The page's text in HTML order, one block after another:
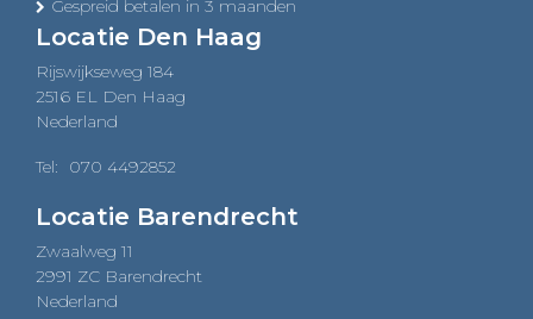
Gespreid betalen in 3 maanden
Locatie Den Haag
Rijswijkseweg 184
2516 EL Den Haag
Nederland
Tel: 070 4492852
Locatie Barendrecht
Zwaalweg 11
2991 ZC Barendrecht
Nederland